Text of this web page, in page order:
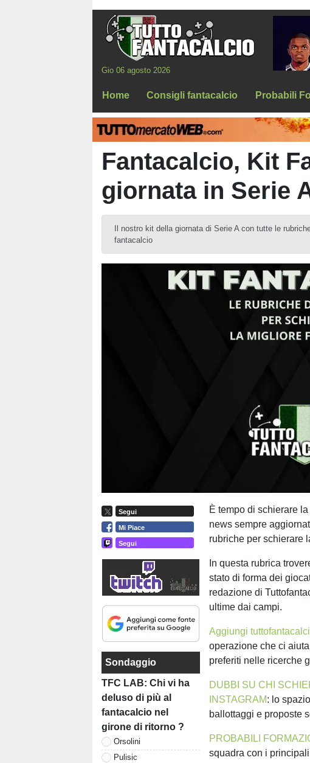
Gio 06 agosto 2026
Home Consigli fantacalcio Probabili
Fantacalcio, Kit
giornata in Serie
Il nostro kit della giornata di Serie A con tutte le
fantacalcio
Segui
Mi Piace
Segui
Sondaggio
TFC LAB: Chi vi ha
deluso di più al
fantacalcio nel
girone di ritorno ?
Orsolini
Pulisic
È tempo di schierare
news sempre
rubriche per schierare
In questa rubrica
stato di forma dei
redazione di
ultime dai campi.
Aggiungi
operazione che ci
preferiti nelle ricerche
DUBBI SU CHI
INSTAGRAM: lo
ballottaggi e proposte
PROBABILI
squadra con i